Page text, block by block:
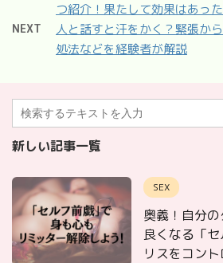
つ紹介！果たして効果はあっ
NEXT
人と話すと汗をかく？緊張か
処法などを経験者が解説
新しい記事一覧
SEX
奥義！自分
良くなる「
リスをコント